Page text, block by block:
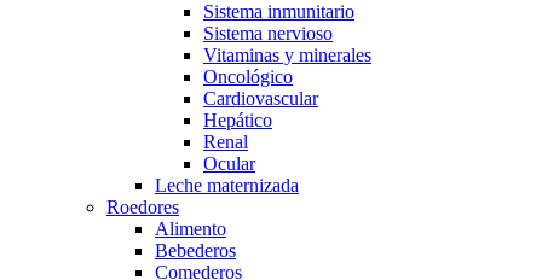
Sistema inmunitario
Sistema nervioso
Vitaminas y minerales
Oncológico
Cardiovascular
Hepático
Renal
Ocular
Leche maternizada
Roedores
Alimento
Bebederos
Comederos